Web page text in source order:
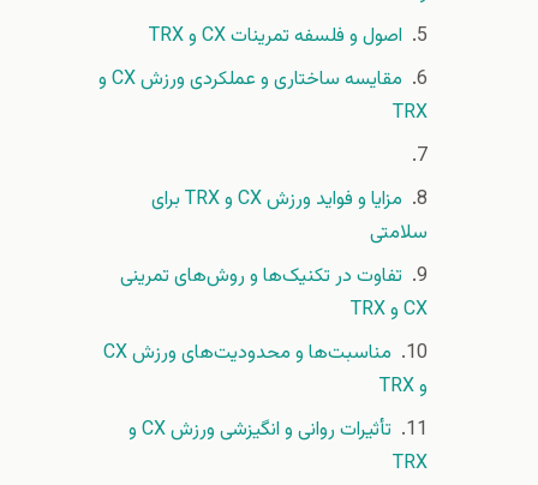
اصول و فلسفه تمرینات CX و TRX
مقایسه ساختاری و عملکردی ورزش CX و
TRX
مزایا و فواید ورزش CX و TRX برای
سلامتی
تفاوت در تکنیک‌ها و روش‌های تمرینی
CX و TRX
مناسبت‌ها و محدودیت‌های ورزش CX
و TRX
تأثیرات روانی و انگیزشی ورزش CX و
TRX